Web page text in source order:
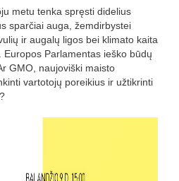
metu tenka spręsti didelius
sparčiai auga, žemdirbystei
ir augalų ligos bei klimato kaita
Europos Parlamentas ieško būdų
GMO, naujoviški maisto
vartotojų poreikius ir užtikrinti